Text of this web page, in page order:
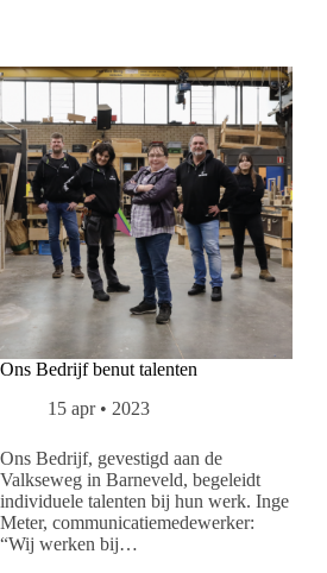
Ons Bedrijf benut talenten
15 apr • 2023
Ons Bedrijf, gevestigd aan de
Valkseweg in Barneveld, begeleidt
individuele talenten bij hun werk. Inge
Meter, communicatiemedewerker:
“Wij werken bij…